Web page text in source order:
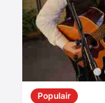
Populair